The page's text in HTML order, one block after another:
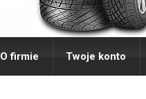
O firmie Twoje konto